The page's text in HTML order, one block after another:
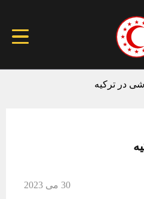
در ترکیه
30 می 2023